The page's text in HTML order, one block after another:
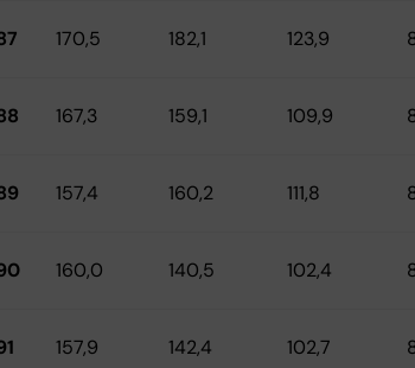
170,5 182,1 123,9
167,3 159,1 109,9
157,4 160,2 111,8
160,0 140,5 102,4
157,9 142,4 102,7